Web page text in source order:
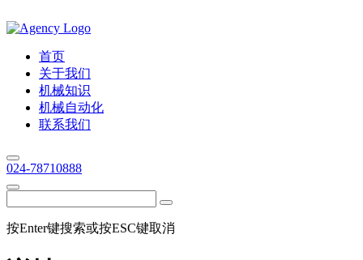
首页
关于我们
机械知识
机械自动化
联系我们
024-78710888
按Enter键搜索或按ESC键取消